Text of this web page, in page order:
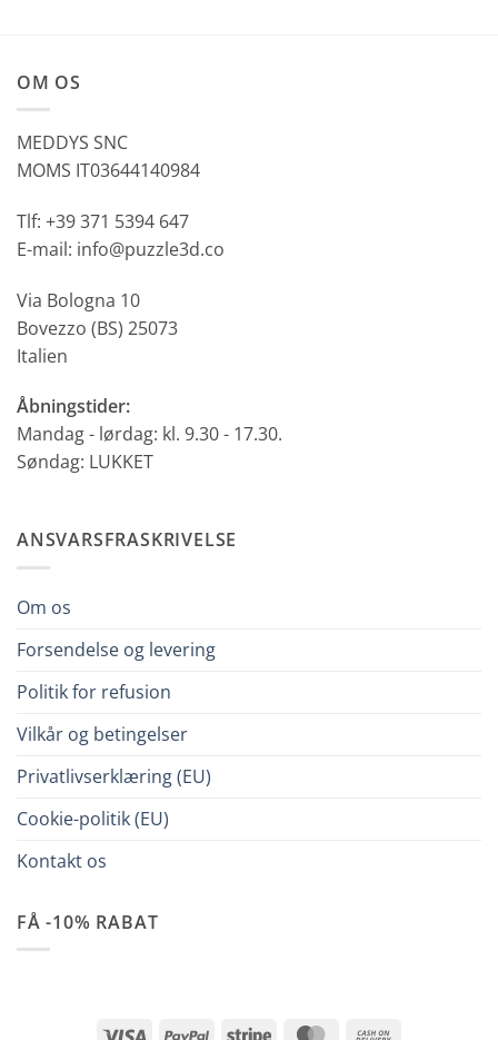
OM OS
MEDDYS SNC
MOMS IT03644140984
Tlf: +39 371 5394 647
E-mail: info@puzzle3d.co
Via Bologna 10
Bovezzo (BS) 25073
Italien
Åbningstider:
Mandag - lørdag: kl. 9.30 - 17.30.
Søndag: LUKKET
ANSVARSFRASKRIVELSE
Om os
Forsendelse og levering
Politik for refusion
Vilkår og betingelser
Privatlivserklæring (EU)
Cookie-politik (EU)
Kontakt os
FÅ -10% RABAT
Visa PayPal Stripe MasterCard